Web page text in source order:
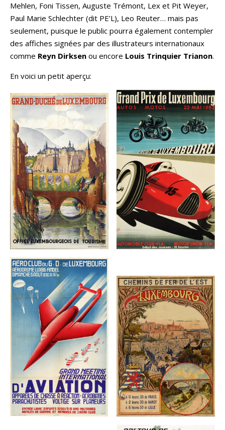
Mehlen, Foni Tissen, Auguste Trémont, Lex et Pit Weyer,
Paul Marie Schlechter (dit PE’L), Leo Reuter… mais pas
seulement, puisque le public pourra également contempler
des affiches signées par des illustrateurs internationaux
comme Reyn Dirksen ou encore Louis Trinquier Trianon.
En voici un petit aperçu: